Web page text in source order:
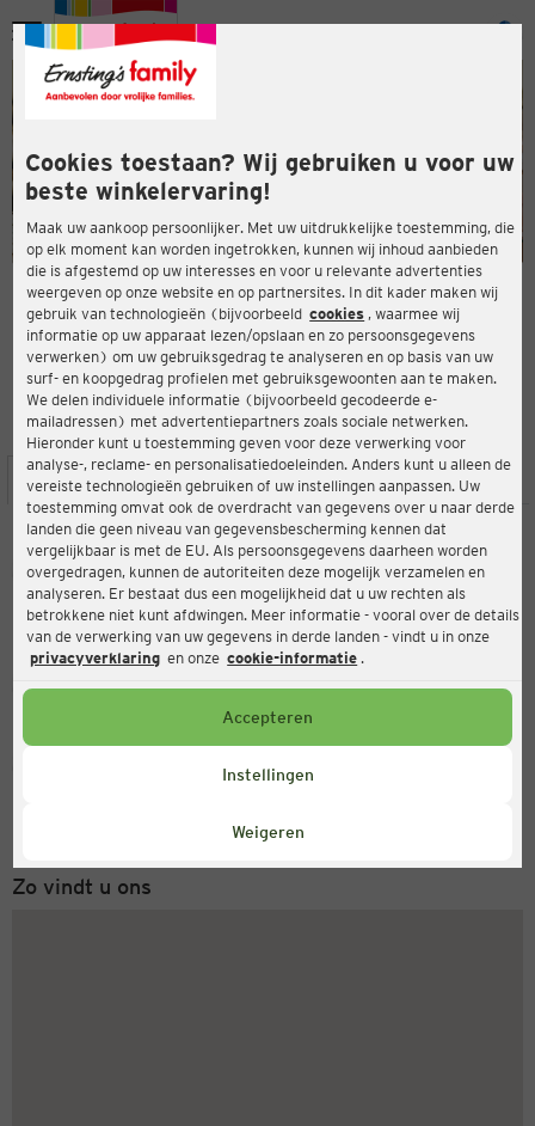
Cookies toestaan? Wij gebruiken u voor uw
beste winkelervaring!
Maak uw aankoop persoonlijker. Met uw uitdrukkelijke toestemming, die
op elk moment kan worden ingetrokken, kunnen wij inhoud aanbieden
die is afgestemd op uw interesses en voor u relevante advertenties
weergeven op onze website en op partnersites. In dit kader maken wij
gebruik van technologieën (bijvoorbeeld cookies , waarmee wij
informatie op uw apparaat lezen/opslaan en zo persoonsgegevens
verwerken) om uw gebruiksgedrag te analyseren en op basis van uw
surf- en koopgedrag profielen met gebruiksgewoonten aan te maken.
We delen individuele informatie (bijvoorbeeld gecodeerde e-
mailadressen) met advertentiepartners zoals sociale netwerken.
Hieronder kunt u toestemming geven voor deze verwerking voor
analyse-, reclame- en personalisatiedoeleinden. Anders kunt u alleen de
vereiste technologieën gebruiken of uw instellingen aanpassen. Uw
toestemming omvat ook de overdracht van gegevens over u naar derde
landen die geen niveau van gegevensbescherming kennen dat
vergelijkbaar is met de EU. Als persoonsgegevens daarheen worden
overgedragen, kunnen de autoriteiten deze mogelijk verzamelen en
analyseren. Er bestaat dus een mogelijkheid dat u uw rechten als
betrokkene niet kunt afdwingen. Meer informatie - vooral over de details
van de verwerking van uw gegevens in derde landen - vindt u in onze
privacyverklaring en onze cookie-informatie .
Accepteren
Instellingen
Weigeren
Menu
ERNSTING'S FAMILY-WINKEL
Zur Hasselklink 3
29229 Celle
3,4
Beoordeling:
LOCATIE SERVICES ASSORTIMENT ACTIES
Ernsting's family
Zur Hasselklink 3, 29229 Celle
Gesloten
Servicenummer
Maandag tot vrijdag 8-18 uur
Zo vindt u ons